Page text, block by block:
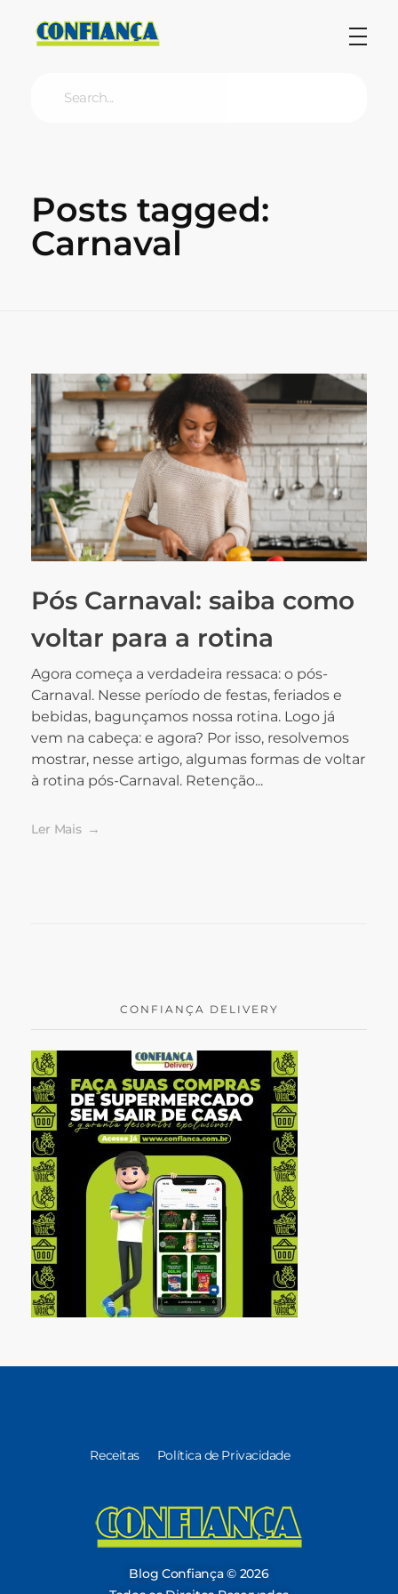
Posts tagged:
Carnaval
Pós Carnaval: saiba como
voltar para a rotina
Agora começa a verdadeira ressaca: o pós-
Carnaval. Nesse período de festas, feriados e
bebidas, bagunçamos nossa rotina. Logo já
vem na cabeça: e agora? Por isso, resolvemos
mostrar, nesse artigo, algumas formas de voltar
à rotina pós-Carnaval. Retenção...
Ler Mais
CONFIANÇA DELIVERY
Receitas Política de Privacidade
Blog Confiança © 2026